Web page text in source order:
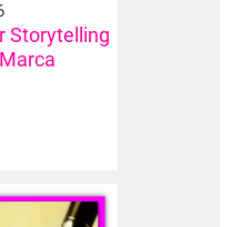
Storytelling